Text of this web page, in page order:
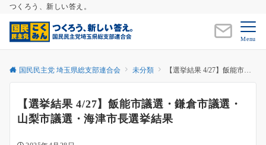
つくろう、新しい答え。
Menu
国民民主党 埼玉県総支部連合会 未分類 【選挙結果 4/27】飯能市議選・鎌倉市議選・山梨市議選・海津市長選挙結果
【選挙結果 4/27】飯能市議選・鎌倉市議選・
山梨市議選・海津市長選挙結果